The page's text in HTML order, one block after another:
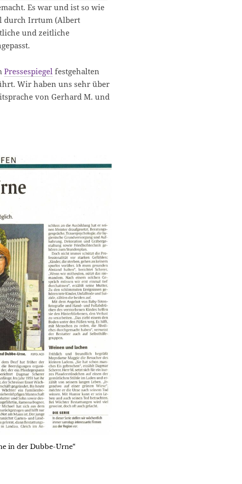
Es war und ist so wie
durch Irrtum (Albert
und zeitliche
Pressespiegel festgehalten
Wir haben uns sehr über
von Gerhard M. und
in der Dubbe-Urne“